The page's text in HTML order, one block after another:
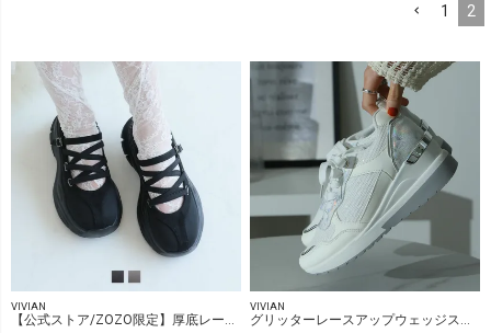
1 2
VIVIAN
【公式ストア/ZOZO限定】厚底レースアップメリージェーンスニーカー
VIVIAN
グリッターレースアップウェッジスニーカー